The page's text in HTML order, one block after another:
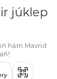
júklep
hám Mavrid